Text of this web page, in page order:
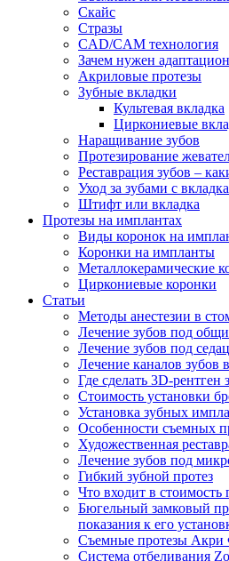
Скайс
Стразы
CAD/CAM технология
Зачем нужен
Акриловые протезы
Зубные вкладки
Культевая вкладка
Циркониевые
Наращивание зубов
Протезирование
Реставрация зубов –
Уход за зубами с
Штифт или вкладка
Протезы на имплантах
Виды коронок на
Коронки на импланты
Металлокерамические
Циркониевые коронки
Статьи
Методы анестезии в
Лечение зубов под
Лечение зубов под
Лечение каналов зубов
Где сделать 3D-рентген
Стоимость установки
Установка зубных
Особенности съемных
Художественная
Лечение зубов под
Гибкий зубной протез
Что входит в стоимость
Бюгельный замковый
показания к его
Съемные протезы Акри
Система отбеливания